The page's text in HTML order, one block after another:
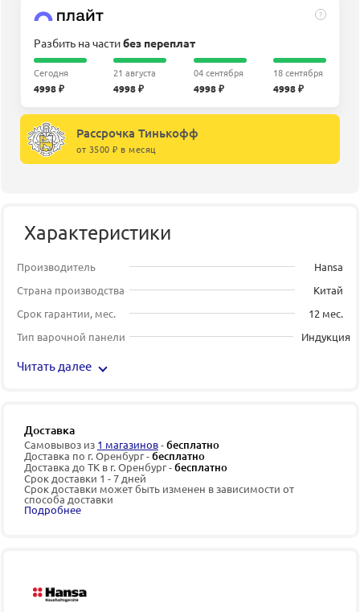
?
Разбить на частибез переплат
Сегодня
4998 ₽
21 августа
4998 ₽
04 сентября
4998 ₽
18 сентября
4998 ₽
Рассрочка Тинькофф
от 3500 ₽ в месяц
Характеристики
Производитель
Hansa
Страна производства
Китай
Срок гарантии, мес.
12 мес.
Тип варочной панели
Индукция
Читать далее
Доставка
Самовывоз из 1 магазинов-бесплатно
Доставка по г. Оренбург -бесплатно
Доставка до ТК в г. Оренбург -бесплатно
Срок доставки 1 - 7 дней
Срок доставки может быть изменен в зависимости от
способа доставки
Подробнее